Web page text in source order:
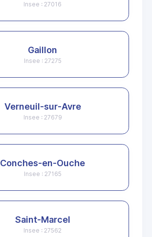
Insee : 27016
Gaillon
Insee : 27275
Verneuil-sur-Avre
Insee : 27679
Conches-en-Ouche
Insee : 27165
Saint-Marcel
Insee : 27562